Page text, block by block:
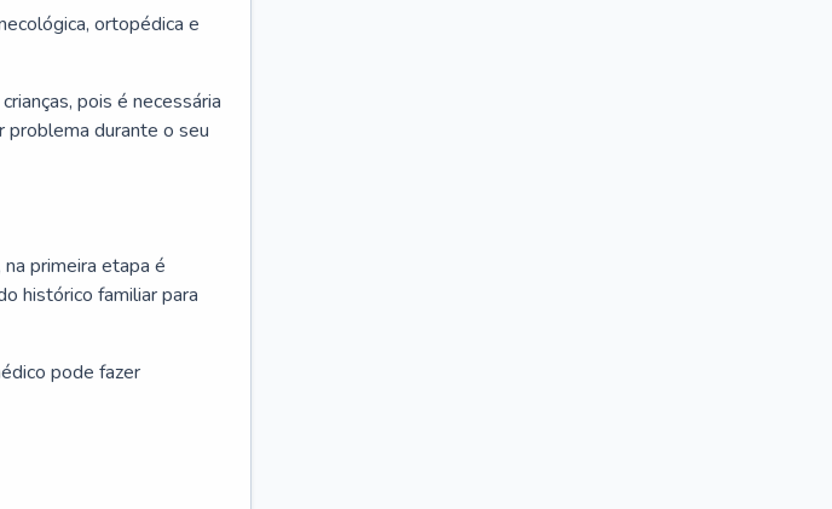
ortopédica e
pois é necessária
problema durante o seu
primeira etapa é
histórico familiar para
pode fazer